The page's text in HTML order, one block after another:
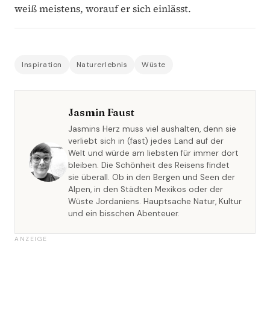
weiß meistens, worauf er sich einlässt.
Inspiration Naturerlebnis Wüste
Jasmin Faust
Jasmins Herz muss viel aushalten, denn sie
verliebt sich in (fast) jedes Land auf der
Welt und würde am liebsten für immer dort
bleiben. Die Schönheit des Reisens findet
sie überall. Ob in den Bergen und Seen der
Alpen, in den Städten Mexikos oder der
Wüste Jordaniens. Hauptsache Natur, Kultur
und ein bisschen Abenteuer.
ANZEIGE